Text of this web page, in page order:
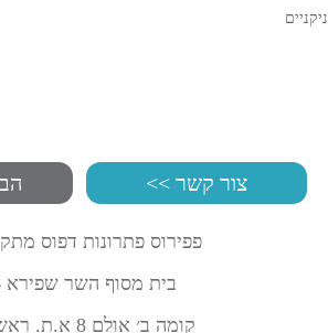
ניקניים
צור קשר >>
פפירוס פתרונות דפוס
בית מסוף השר שפירא 4,
קומה ב׳ אולם 8 א.ת. ראשל״צ